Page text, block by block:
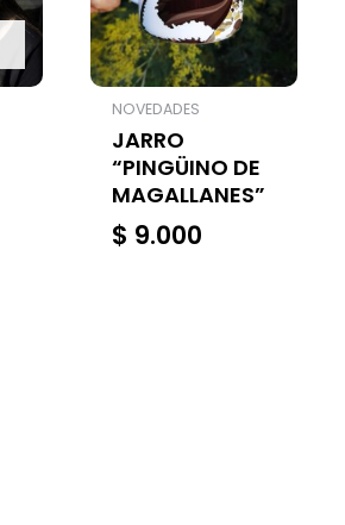
NOVEDADES
JARRO
“PINGÜINO DE
MAGALLANES”
$ 9.000